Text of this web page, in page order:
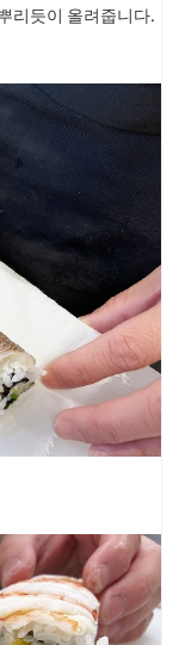
리듯이 올려줍니다.